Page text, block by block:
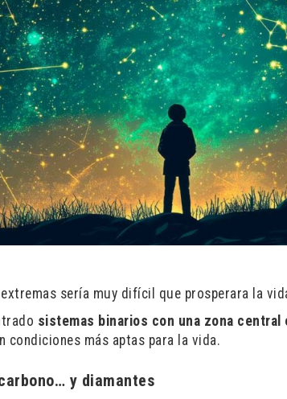
sería muy difícil que prosperara la
sistemas binarios con una zona central
condiciones más aptas para la vida.
y diamantes